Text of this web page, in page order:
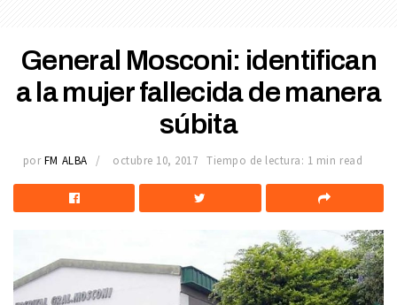
General Mosconi: identifican
a la mujer fallecida de manera
súbita
por FM ALBA octubre 10, 2017 Tiempo de lectura: 1 min read